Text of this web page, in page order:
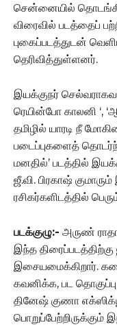
சென்னையில் தொடங்கி
விரைவில் படத்தைப்
புகைப்படத்துடன்
தெரிவித்துள்ளனர்.
இயக்குநர்
ரெயின்போ காலனி ‘,
தமிழில் யாரடி நீ
படைப்புகளைத்
மனதில்’ படத்தில்
ஜீ.வி. பிரகாஷ்
ரசிகர்களிடத்தில் பெரும்
படக்குழு:- அருண்
இந்த திரைப்படத்திற்கு
இசையமைக்கிறார்.
கவனிக்க, பட
தினேஷ் குணா
பொறுப்பேற்றிருக்கும்